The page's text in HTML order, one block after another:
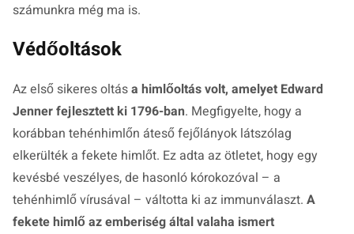
számunkra még ma is.
Védőoltások
Az első sikeres oltása himlőoltás volt, amelyet Edward
Jenner fejlesztett ki 1796-ban. Megfigyelte, hogy a
korábban tehénhimlőn áteső fejőlányok látszólag
elkerülték a fekete himlőt. Ez adta az ötletet, hogy egy
kevésbé veszélyes, de hasonló kórokozóval – a
tehénhimlő vírusával – váltotta ki az immunválaszt. A
fekete himlő az emberiség által valaha ismert